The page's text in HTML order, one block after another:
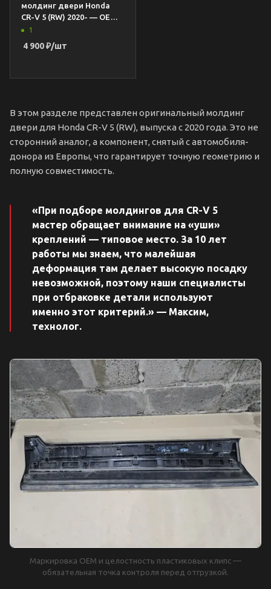
молдинг двери Honda
CR-V 5 (RW) 2020- — OEM
72355-TLA-H01
1
4 900₽/шт
В этом разделе представлен оригинальный молдинг
двери для Honda CR-V 5 (RW), выпуска с 2020 года. Это не
сторонний аналог, а компонент, снятый с автомобиля-
донора из Европы, что гарантирует точную геометрию и
полную совместимость.
«При подборе молдингов для CR-V 5
мастер обращает внимание на «уши»
креплений — типовое место. За 10 лет
работы мы знаем, что малейшая
деформация там делает высокую посадку
невозможной, поэтому наши специалисты
при отбраковке детали используют
именно этот критерий.» — Максим,
технолог.
Маркировка OEM и целостность пластиковых клипс —
обязательная точка контроля перед отгрузкой.